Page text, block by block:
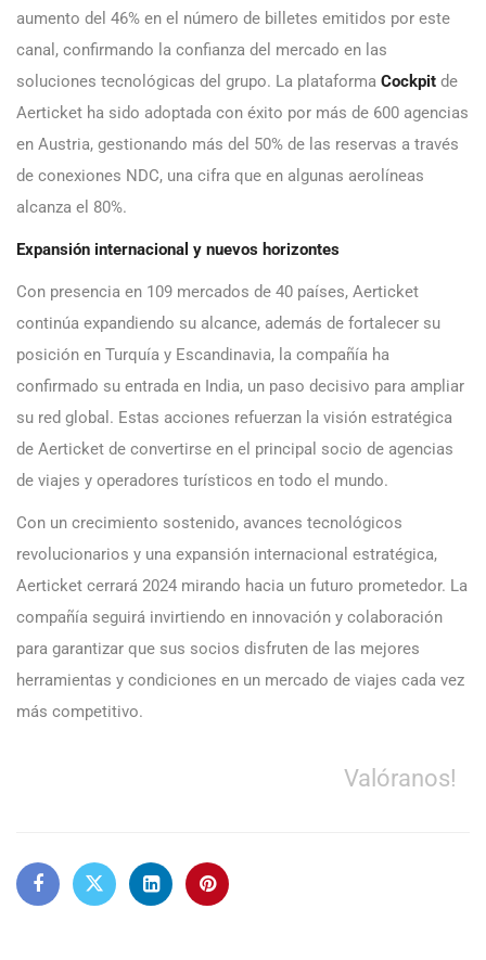
aumento del 46% en el número de billetes emitidos por este
canal, confirmando la confianza del mercado en las
soluciones tecnológicas del grupo. La plataforma Cockpit de
Aerticket ha sido adoptada con éxito por más de 600 agencias
en Austria, gestionando más del 50% de las reservas a través
de conexiones NDC, una cifra que en algunas aerolíneas
alcanza el 80%.
Expansión internacional y nuevos horizontes
Con presencia en 109 mercados de 40 países, Aerticket
continúa expandiendo su alcance, además de fortalecer su
posición en Turquía y Escandinavia, la compañía ha
confirmado su entrada en India, un paso decisivo para ampliar
su red global. Estas acciones refuerzan la visión estratégica
de Aerticket de convertirse en el principal socio de agencias
de viajes y operadores turísticos en todo el mundo.
Con un crecimiento sostenido, avances tecnológicos
revolucionarios y una expansión internacional estratégica,
Aerticket cerrará 2024 mirando hacia un futuro prometedor. La
compañía seguirá invirtiendo en innovación y colaboración
para garantizar que sus socios disfruten de las mejores
herramientas y condiciones en un mercado de viajes cada vez
más competitivo.
Valóranos!